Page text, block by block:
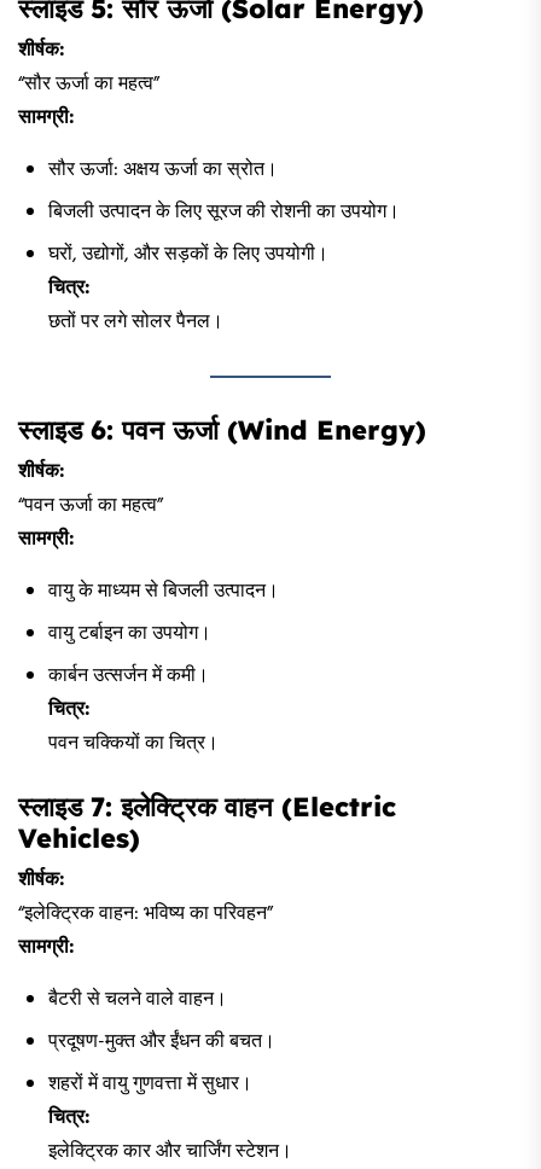
स्लाइड 5: सौर ऊर्जा (Solar Energy)
शीर्षक:
“सौर ऊर्जा का महत्व”
सामग्री:
सौर ऊर्जा: अक्षय ऊर्जा का स्रोत।
बिजली उत्पादन के लिए सूरज की रोशनी का उपयोग।
घरों, उद्योगों, और सड़कों के लिए उपयोगी।
चित्र:
छतों पर लगे सोलर पैनल।
स्लाइड 6: पवन ऊर्जा (Wind Energy)
शीर्षक:
“पवन ऊर्जा का महत्व”
सामग्री:
वायु के माध्यम से बिजली उत्पादन।
वायु टर्बाइन का उपयोग।
कार्बन उत्सर्जन में कमी।
चित्र:
पवन चक्कियों का चित्र।
स्लाइड 7: इलेक्ट्रिक वाहन (Electric
Vehicles)
शीर्षक:
“इलेक्ट्रिक वाहन: भविष्य का परिवहन”
सामग्री:
बैटरी से चलने वाले वाहन।
प्रदूषण-मुक्त और ईंधन की बचत।
शहरों में वायु गुणवत्ता में सुधार।
चित्र:
इलेक्ट्रिक कार और चार्जिंग स्टेशन।